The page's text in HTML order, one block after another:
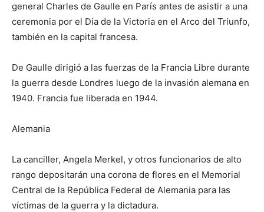
general Charles de Gaulle en París antes de asistir a una
ceremonia por el Día de la Victoria en el Arco del Triunfo,
también en la capital francesa.
De Gaulle dirigió a las fuerzas de la Francia Libre durante
la guerra desde Londres luego de la invasión alemana en
1940. Francia fue liberada en 1944.
Alemania
La canciller, Angela Merkel, y otros funcionarios de alto
rango depositarán una corona de flores en el Memorial
Central de la República Federal de Alemania para las
víctimas de la guerra y la dictadura.